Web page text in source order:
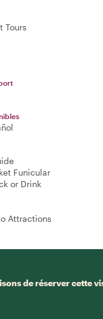
Tours
Funicular
or Drink
Attractions
de réserver cette